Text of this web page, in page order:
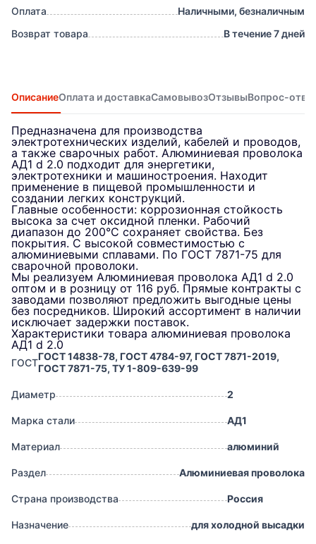
Оплата
Наличными, безналичным
Возврат товара
В течение 7 дней
ОписаниеОплата и доставкаСамовывозОтзывыВопрос-
Предназначена для производства
электротехнических изделий, кабелей и проводов,
а также сварочных работ. Алюминиевая проволока
АД1 d 2.0 подходит для энергетики,
электротехники и машиностроения. Находит
применение в пищевой промышленности и
создании легких конструкций.
Главные особенности: коррозионная стойкость
высока за счет оксидной пленки. Рабочий
диапазон до 200°C сохраняет свойства. Без
покрытия. С высокой совместимостью с
алюминиевыми сплавами. По ГОСТ 7871-75 для
сварочной проволоки.
Мы реализуем Алюминиевая проволока АД1 d 2.0
оптом и в розницу от 116 руб. Прямые контракты с
заводами позволяют предложить выгодные цены
без посредников. Широкий ассортимент в наличии
исключает задержки поставок.
Характеристики товара алюминиевая проволока
АД1 d 2.0
ГОСТГОСТ 14838-78, ГОСТ 4784-97, ГОСТ 7871-2019,
ГОСТ 7871-75, ТУ 1-809-639-99
Диаметр 2
Марка стали АД1
Материал алюминий
Раздел Алюминиевая проволока
Страна производства Россия
Назначение для холодной высадки